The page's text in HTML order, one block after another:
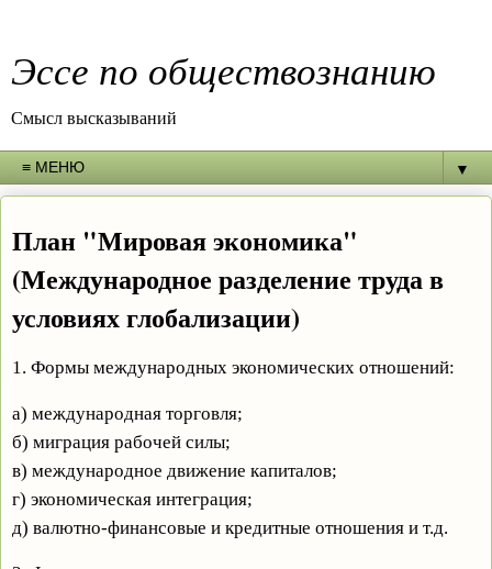
Эссе по обществознанию
Смысл высказываний
▼
План "Мировая экономика"
(Международное разделение труда в
условиях глобализации)
1. Формы международных экономических отношений:
а) международная торговля;
б) миграция рабочей силы;
в) международное движение капиталов;
г) экономическая интеграция;
д) валютно-финансовые и кредитные отношения и т.д.